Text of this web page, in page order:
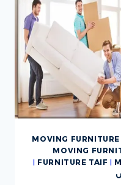
MOVING
MOVING
FURNITURE TAIF |
|